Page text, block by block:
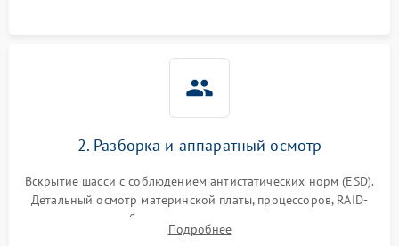
2. Разборка и аппаратный осмотр
Вскрытие шасси с соблюдением антистатических норм (ESD).
Детальный осмотр материнской платы, процессоров, RAID-
контроллеров и блоков питания на наличие термических
повреждений, прогаров или окислений.
Подробнее